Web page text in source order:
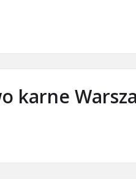
karne